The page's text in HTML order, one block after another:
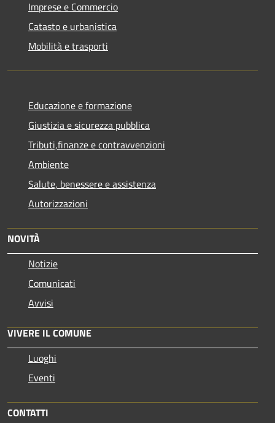
Imprese e Commercio
Catasto e urbanistica
Mobilità e trasporti
Educazione e formazione
Giustizia e sicurezza pubblica
Tributi,finanze e contravvenzioni
Ambiente
Salute, benessere e assistenza
Autorizzazioni
NOVITÀ
Notizie
Comunicati
Avvisi
VIVERE IL COMUNE
Luoghi
Eventi
CONTATTI